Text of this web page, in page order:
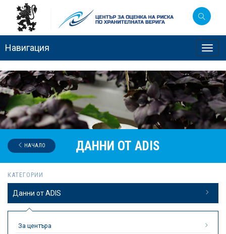
Навигация
ДАННИ ОТ ADIS
НАЧАЛО
КАТЕГОРИИ
Данни от ADIS
За центъра